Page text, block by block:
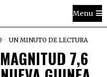
Menu
UN MINUTO DE LECTURA
7,6